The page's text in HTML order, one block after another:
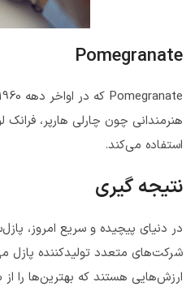
Pomegranate
هنرمندانی چون چارلی هارپر،
استفاده می‌کند.
نتیجه گیری
در دنیای پیچیده و سریع امروز،
شرکت‌های متعدد تولیدکننده پازل
ارزش‌هایی هستند که بهترین‌ها را